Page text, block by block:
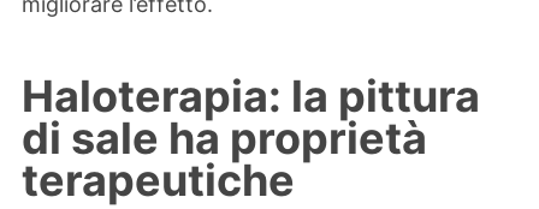
Haloterapia: la pittura
di sale ha proprietà
terapeutiche